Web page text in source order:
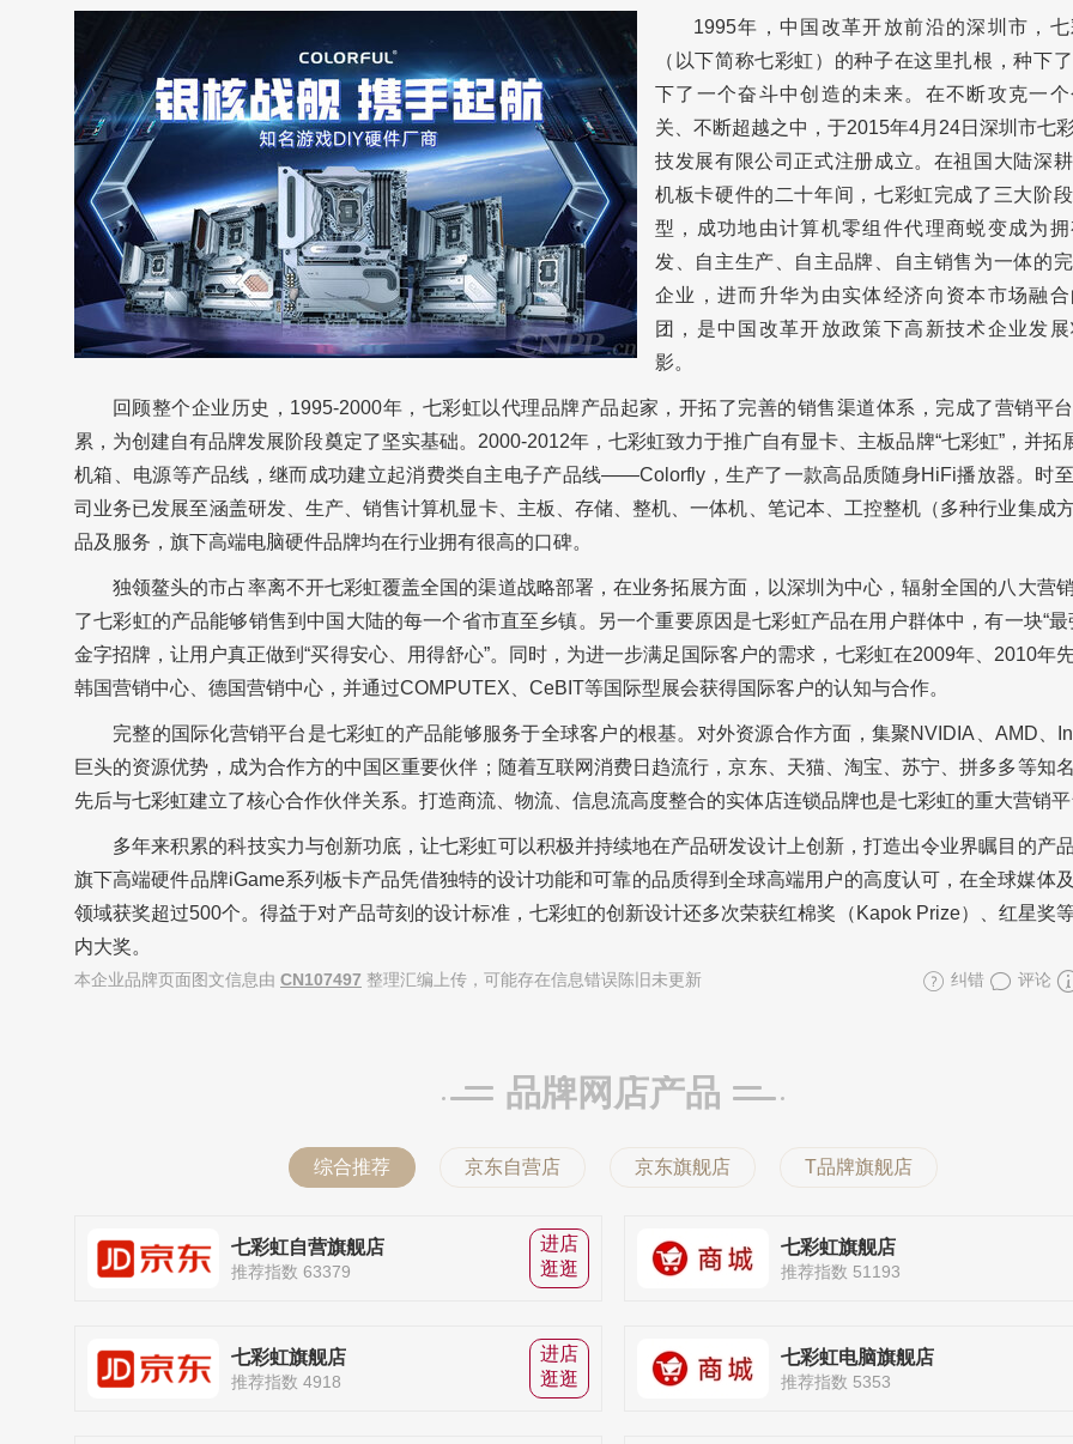
1995年，中国改革开放前沿的深圳市，
（以下简称七彩虹）的种子在这里扎根，种下
下了一个奋斗中创造的未来。在不断攻克一
关、不断超越之中，于2015年4月24日深圳市七
技发展有限公司正式注册成立。在祖国大陆深
机板卡硬件的二十年间，七彩虹完成了三大阶
型，成功地由计算机零组件代理商蜕变成为
发、自主生产、自主品牌、自主销售为一体的
企业，进而升华为由实体经济向资本市场融
团，是中国改革开放政策下高新技术企业发
影。
回顾整个企业历史，1995-2000年，七彩虹以代理品牌产品起家，开拓了完善的销售渠道体系，完成了营销平
累，为创建自有品牌发展阶段奠定了坚实基础。2000-2012年，七彩虹致力于推广自有显卡、主板品牌“七彩虹”，并拓
机箱、电源等产品线，继而成功建立起消费类自主电子产品线——Colorfly，生产了一款高品质随身HiFi播放器。时
司业务已发展至涵盖研发、生产、销售计算机显卡、主板、存储、整机、一体机、笔记本、工控整机（多种行业集成
品及服务，旗下高端电脑硬件品牌均在行业拥有很高的口碑。
独领鳌头的市占率离不开七彩虹覆盖全国的渠道战略部署，在业务拓展方面，以深圳为中心，辐射全国的八大营
了七彩虹的产品能够销售到中国大陆的每一个省市直至乡镇。另一个重要原因是七彩虹产品在用户群体中，有一块“最
金字招牌，让用户真正做到“买得安心、用得舒心”。同时，为进一步满足国际客户的需求，七彩虹在2009年、2010年
韩国营销中心、德国营销中心，并通过COMPUTEX、CeBIT等国际型展会获得国际客户的认知与合作。
完整的国际化营销平台是七彩虹的产品能够服务于全球客户的根基。对外资源合作方面，集聚NVIDIA、AMD、
巨头的资源优势，成为合作方的中国区重要伙伴；随着互联网消费日趋流行，京东、天猫、淘宝、苏宁、拼多多等知
先后与七彩虹建立了核心合作伙伴关系。打造商流、物流、信息流高度整合的实体店连锁品牌也是七彩虹的重大营销
多年来积累的科技实力与创新功底，让七彩虹可以积极并持续地在产品研发设计上创新，打造出令业界瞩目的产
旗下高端硬件品牌iGame系列板卡产品凭借独特的设计功能和可靠的品质得到全球高端用户的高度认可，在全球媒体
领域获奖超过500个。得益于对产品苛刻的设计标准，七彩虹的创新设计还多次荣获红棉奖（Kapok Prize）、红星奖
内大奖。
本企业品牌页面图文信息由 CN107497 整理汇编上传，可能存在信息错误陈旧未更新 纠错 评论
品牌网店产品
综合推荐 京东自营店 京东旗舰店 T品牌旗舰店
七彩虹自营旗舰店
推荐指数 63379
进店
逛逛
七彩虹旗舰店
推荐指数 51193
七彩虹旗舰店
推荐指数 4918
进店
逛逛
七彩虹电脑旗舰店
推荐指数 5353